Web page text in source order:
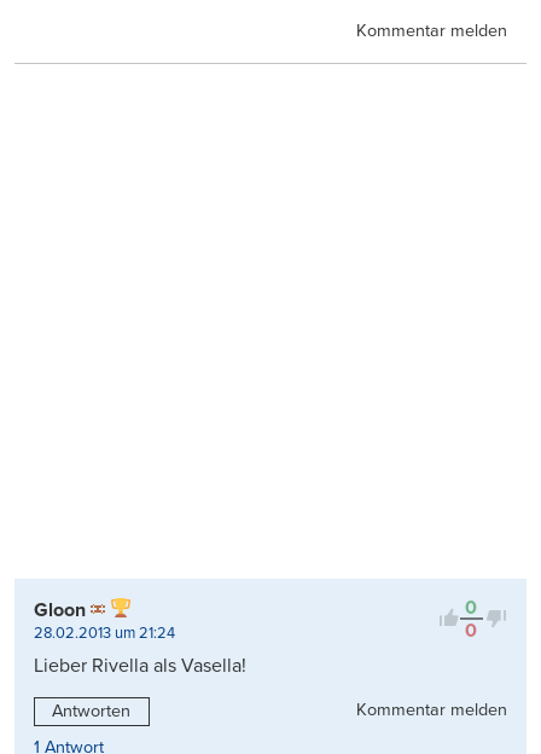
Kommentar melden
0
0
Gloon
28.02.2013 um 21:24
Lieber Rivella als Vasella!
Antworten
Kommentar melden
1 Antwort